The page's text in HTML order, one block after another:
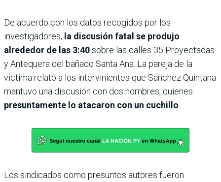
De acuerdo con los datos recogidos por los
investigadores, la discusión fatal se produjo
alrededor de las 3:40sobre las calles 35 Proyectadas
y Antequera del bañado Santa Ana. La pareja de la
víctima relató a los intervinientes que Sánchez Quintana
mantuvo una discusión con dos hombres, quienes
presuntamente lo atacaron con un cuchillo
Los sindicados como presuntos autores fueron